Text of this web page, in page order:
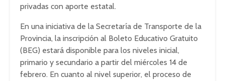
privadas con aporte estatal.
En una iniciativa de la Secretaría de Transporte de la
Provincia, la inscripción al Boleto Educativo Gratuito
(BEG) estará disponible para los niveles inicial,
primario y secundario a partir del miércoles 14 de
febrero. En cuanto al nivel superior, el proceso de